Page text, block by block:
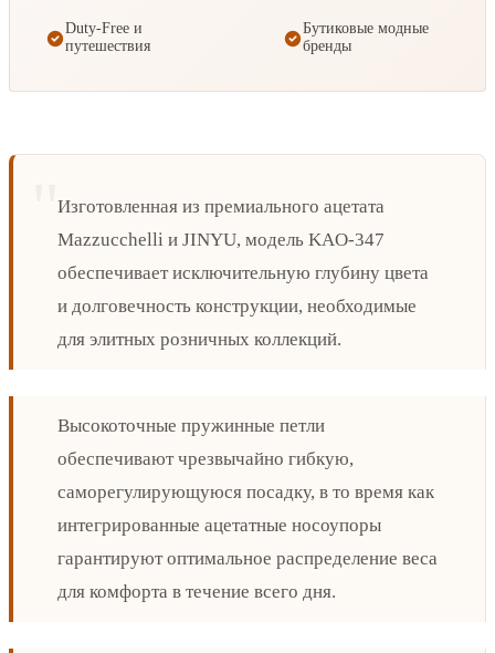
Duty-Free и
путешествия
Бутиковые модные
бренды
Изготовленная из премиального ацетата
Mazzucchelli и JINYU, модель KAO-347
обеспечивает исключительную глубину цвета
и долговечность конструкции, необходимые
для элитных розничных коллекций.
Высокоточные пружинные петли
обеспечивают чрезвычайно гибкую,
саморегулирующуюся посадку, в то время как
интегрированные ацетатные носоупоры
гарантируют оптимальное распределение веса
для комфорта в течение всего дня.